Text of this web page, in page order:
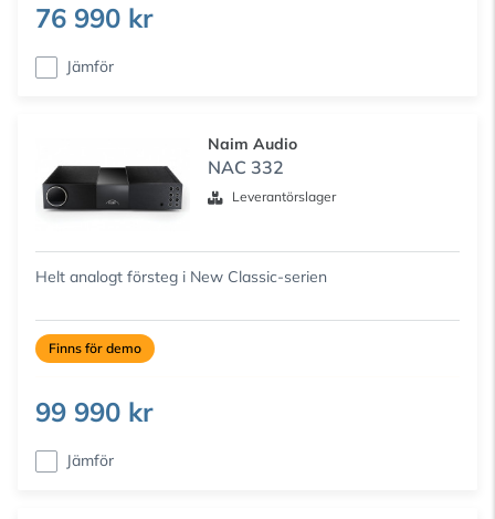
76 990 kr
Jämför
Naim Audio
NAC 332
Leverantörslager
Helt analogt försteg i New Classic-serien
Finns för demo
99 990 kr
Jämför